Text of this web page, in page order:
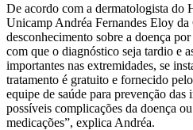
De acordo com a dermatologista do
Unicamp Andréa Fernandes Eloy da
desconhecimento sobre a doença
com que o diagnóstico seja tardio e
importantes nas extremidades, se
tratamento é gratuito e fornecido
equipe de saúde para prevenção
possíveis complicações da doença
medicações”, explica Andréa.